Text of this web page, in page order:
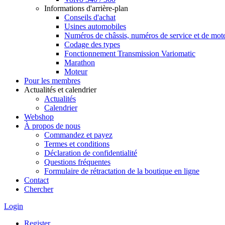
Informations d'arrière-plan
Conseils d'achat
Usines automobiles
Numéros de châssis, numéros de service et de
Codage des types
Fonctionnement Transmission Variomatic
Marathon
Moteur
Pour les membres
Actualités et calendrier
Actualités
Calendrier
Webshop
À propos de nous
Commandez et payez
Termes et conditions
Déclaration de confidentialité
Questions fréquentes
Formulaire de rétractation de la boutique en ligne
Contact
Chercher
Login
Register